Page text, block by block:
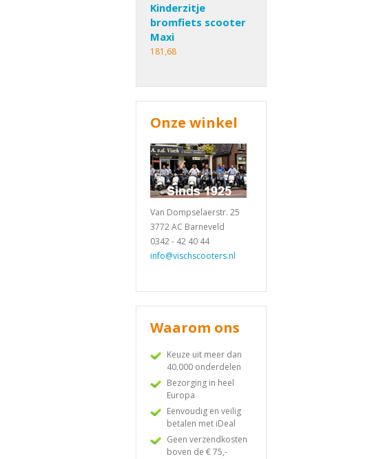
Kinderzitje
bromfiets scooter
Maxi
181,68
Onze winkel
Van Dompselaerstr. 25
3772 AC Barneveld
0342 - 42 40 44
info@vischscooters.nl
Waarom ons
Keuze uit meer dan
40.000 onderdelen
Bezorging in heel
Europa
Eenvoudig en veilig
betalen met iDeal
Geen verzendkosten
boven de € 75,-